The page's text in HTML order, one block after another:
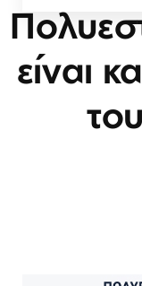
Υγρά φακών
Αξεσουάρ
είναι